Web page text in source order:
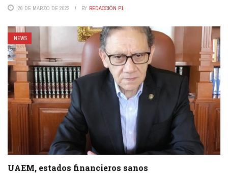
26 DE MARZO DE 2022 BY REDACCIÓN P1
NEWS
UAEM, estados financieros sanos